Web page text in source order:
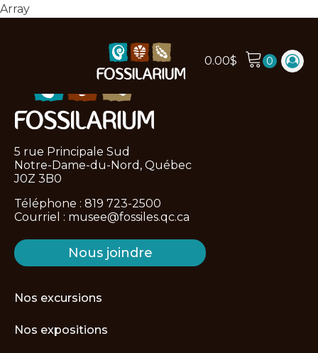
0.00$
Array
5 rue Principale Sud
Notre-Dame-du-Nord, Québec
J0Z 3B0
Téléphone : 819 723-2500
Courriel : musee@fossiles.qc.ca
Nous joindre
Nos excursions
Nos expositions